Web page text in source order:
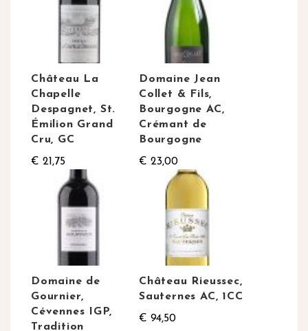
Château La
Chapelle
Despagnet, St.
Émilion Grand
Cru, GC
€ 21,75
Domaine Jean
Collet & Fils,
Bourgogne AC,
Crémant de
Bourgogne
€ 23,00
Domaine de
Gournier,
Cévennes IGP,
Tradition
Château Rieussec,
Sauternes AC, 1CC
€ 94,50